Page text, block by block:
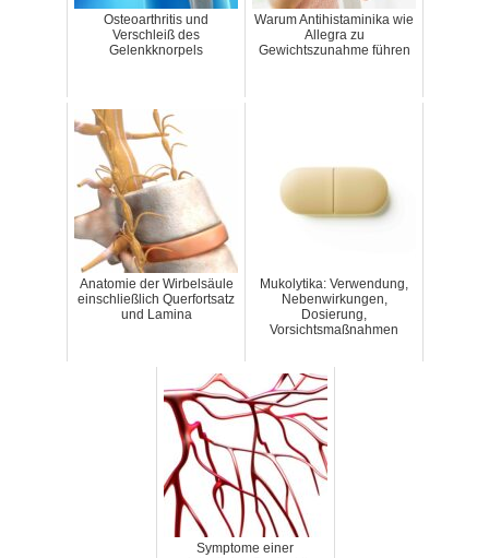
Osteoarthritis und
Verschleiß des
Gelenkknorpels
Warum Antihistaminika wie
Allegra zu
Gewichtszunahme führen
Anatomie der Wirbelsäule
einschließlich Querfortsatz
und Lamina
Mukolytika: Verwendung,
Nebenwirkungen,
Dosierung,
Vorsichtsmaßnahmen
Symptome einer